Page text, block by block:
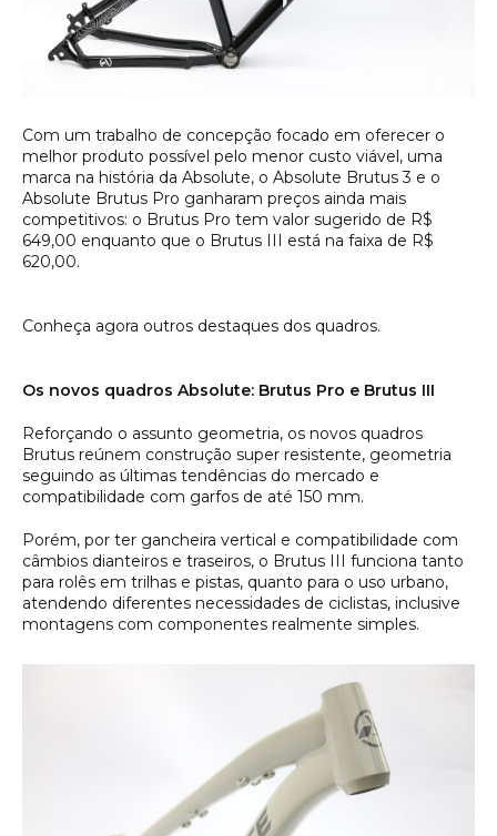
Com um trabalho de concepção focado em oferecer o
melhor produto possível pelo menor custo viável, uma
marca na história da Absolute, o Absolute Brutus 3 e o
Absolute Brutus Pro ganharam preços ainda mais
competitivos: o Brutus Pro tem valor sugerido de R$
649,00 enquanto que o Brutus III está na faixa de R$
620,00.
Conheça agora outros destaques dos quadros.
Os novos quadros Absolute: Brutus Pro e Brutus III
Reforçando o assunto geometria, os novos quadros
Brutus reúnem construção super resistente, geometria
seguindo as últimas tendências do mercado e
compatibilidade com garfos de até 150 mm.
Porém, por ter gancheira vertical e compatibilidade com
câmbios dianteiros e traseiros, o Brutus III funciona tanto
para rolês em trilhas e pistas, quanto para o uso urbano,
atendendo diferentes necessidades de ciclistas, inclusive
montagens com componentes realmente simples.